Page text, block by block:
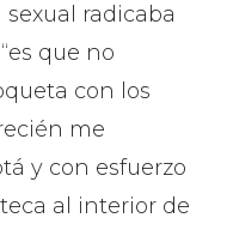
radicaba
que no
con los
me
y con esfuerzo
al interior de